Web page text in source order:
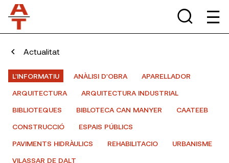
Actualitat
L'INFORMATIU ANÀLISI D'OBRA
APARELLADOR
ARQUITECTURA
ARQUITECTURA INDUSTRIAL
BIBLIOTEQUES
BIBLOTECA CAN MANYER
CAATEEB
CONSTRUCCIÓ
ESPAIS PÚBLICS
PAVIMENTS HIDRÀULICS
REHABILITACIO
URBANISME
VILASSAR DE DALT